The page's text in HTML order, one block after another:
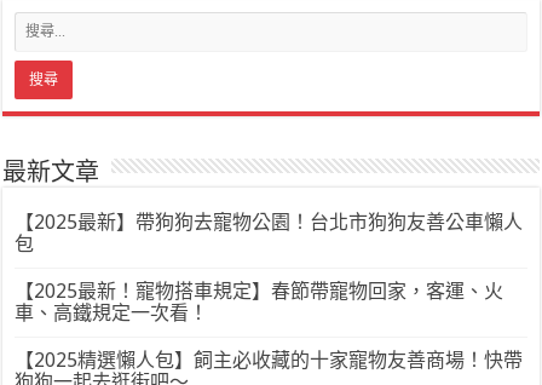
最新文章
【2025最新】帶狗狗去寵物公園！台北市狗狗友善公車懶人
包
【2025最新！寵物搭車規定】春節帶寵物回家，客運、火
車、高鐵規定一次看！
【2025精選懶人包】飼主必收藏的十家寵物友善商場！快帶